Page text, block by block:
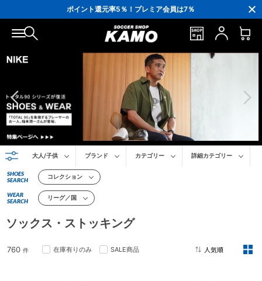
会員の方にはお誕生月に「10％OFFクーポン」プレゼント！
16,000円(税込)以上でシューズケースプレゼント！
3,300円(税込)以上で送料無料！
大人/子供 ブランド カテゴリー 詳細カテゴリー
SHOES
SEARCH
コレクション
WEAR
SEARCH
リーグ／国
ソックス・ストッキング
760 件 在庫有りのみ SALE商品